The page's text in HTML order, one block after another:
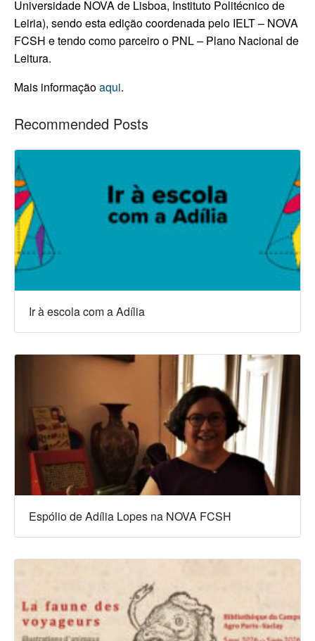
Universidade NOVA de Lisboa, Instituto Politécnico de
Leiria), sendo esta edição coordenada pelo IELT – NOVA
FCSH e tendo como parceiro o PNL – Plano Nacional de
Leitura.
Mais informaçãoaqui.
Recommended Posts
Ir à escola com a Adília
Espólio de Adília Lopes na NOVA FCSH